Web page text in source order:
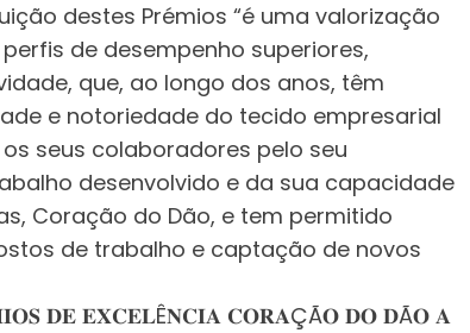
destes Prémios “é uma valorização
de desempenho superiores,
que, ao longo dos anos, têm
e notoriedade do tecido empresarial
seus colaboradores pelo seu
desenvolvido e da sua capacidade
Coração do Dão, e tem permitido
de trabalho e captação de novos
𝐃𝐄 𝐄𝐗𝐂𝐄𝐋Ê𝐍𝐂𝐈𝐀 𝐂𝐎𝐑𝐀ÇÃ𝐎 𝐃𝐎 𝐃Ã𝐎 𝐀